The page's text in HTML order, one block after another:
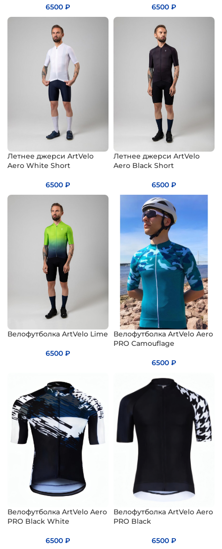
6500 ₽ 6500 ₽
Летнее джерси ArtVelo
Aero White Short
6500 ₽
Летнее джерси ArtVelo
Aero Black Short
6500 ₽
Велофутболка ArtVelo Lime
6500 ₽
Велофутболка ArtVelo Aero
PRO Camouflage
6500 ₽
Велофутболка ArtVelo Aero
PRO Black White
6500 ₽
Велофутболка ArtVelo Aero
PRO Black
6500 ₽